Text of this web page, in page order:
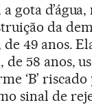
gota
da
49 anos.
de 58 anos,
‘B’
sinal de